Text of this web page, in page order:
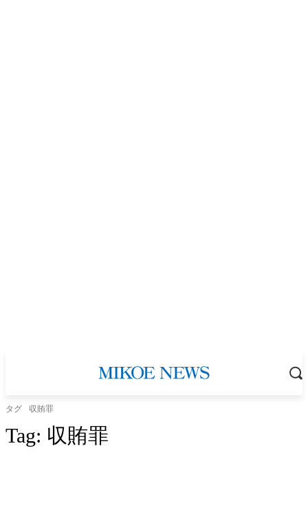
タグ 収賄罪
Tag: 収賄罪